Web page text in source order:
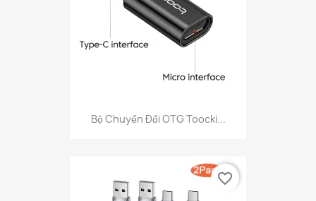
Bộ Chuyển Đổi OTG Toocki...
favorite_border